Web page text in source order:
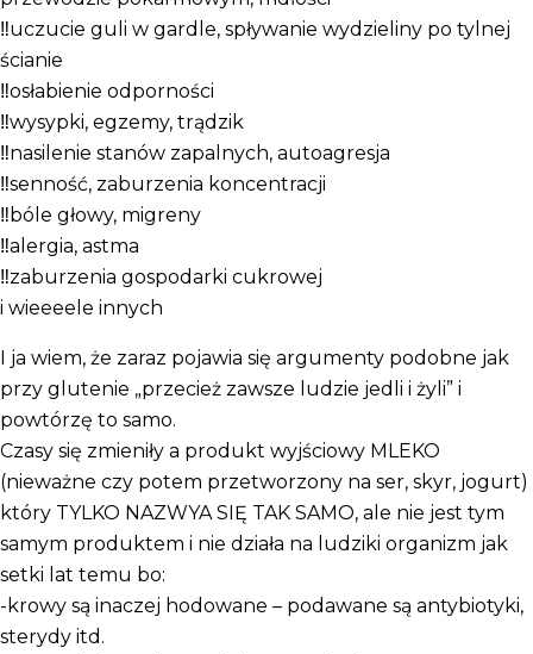
‼️uczucie guli w gardle, spływanie wydzieliny po tylnej
ścianie
‼️osłabienie odporności
‼️wysypki, egzemy, trądzik
‼️nasilenie stanów zapalnych, autoagresja
‼️senność, zaburzenia koncentracji
‼️bóle głowy, migreny
‼️alergia, astma
‼️zaburzenia gospodarki cukrowej
i wieeeele innych
I ja wiem, że zaraz pojawia się argumenty podobne jak
przy glutenie „przecież zawsze ludzie jedli i żyli” i
powtórzę to samo.
Czasy się zmieniły a produkt wyjściowy MLEKO
(nieważne czy potem przetworzony na ser, skyr, jogurt)
który TYLKO NAZWYA SIĘ TAK SAMO, ale nie jest tym
samym produktem i nie działa na ludziki organizm jak
setki lat temu bo:
-krowy są inaczej hodowane – podawane są antybiotyki,
sterydy itd.